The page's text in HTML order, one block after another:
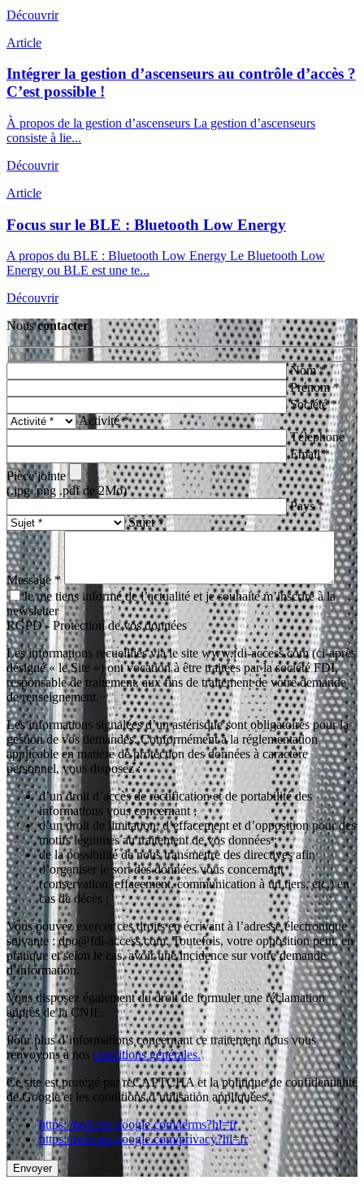
Découvrir
Article
Intégrer la gestion d’ascenseurs au contrôle d’accès ?
C’est possible !
À propos de la gestion d’ascenseurs La gestion d’ascenseurs
consiste à lie...
Découvrir
Article
Focus sur le BLE : Bluetooth Low Energy
A propos du BLE : Bluetooth Low Energy Le Bluetooth Low
Energy ou BLE est une te...
Découvrir
Nouscontacter
Nom *
Prénom *
Société *
Activité *
Téléphone
Email *
Pièce jointe
(.jpg .png .pdf de 2Mo)
Pays *
Sujet *
Message *
Je me tiens informé de l’actualité et je souhaite m’inscrire à la
newsletter
RGPD - Protection de vos données
Les informations recueillies via le site www.fdi-access.com (ci-après
désigné « le Site ») ont vocation à être traitées par la société FDI,
responsable de traitement, aux fins de traitement de votre demande
de renseignement.
Les informations signalées d’un astérisque sont obligatoires pour la
gestion de vos demandes. Conformément à la réglementation
applicable en matière de protection des données à caractère
personnel, vous disposez :
d’un droit d’accès de rectification et de portabilité des
informations vous concernant ;
d’un droit de limitation, d’effacement et d’opposition pour des
motifs légitimes au traitement de vos données ;
de la possibilité de nous transmettre des directives afin
d’organiser le sort des données vous concernant
(conservation, effacement, communication à un tiers, etc.) en
cas de décès ;
Vous pouvez exercer ces droits en écrivant à l’adresse électronique
suivante : dpo@fdi-access.com. Toutefois, votre opposition peut, en
pratique et selon le cas, avoir une incidence sur votre demande
d’information.
Vous disposez également du droit de formuler une réclamation
auprès de la CNIL.
Pour plus d’informations concernant ce traitement nous vous
renvoyons à nos conditions générales.
Ce site est protégé par reCAPTCHA et la politique de confidentialité
de Google et les conditions d’utilisation appliquées.
https://policies.google.com/terms?hl=fr
https://policies.google.com/privacy?hl=fr